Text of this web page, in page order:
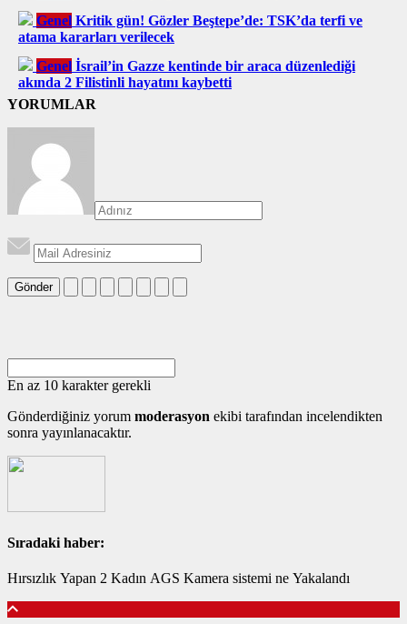
Genel Kritik gün! Gözler Beştepe’de: TSK’da terfi ve
atama kararları verilecek
Genel İsrail’in Gazze kentinde bir araca düzenlediği
akında 2 Filistinli hayatını kaybetti
YORUMLAR
Gönder
En az 10 karakter gerekli
Gönderdiğiniz yorum moderasyon ekibi tarafından incelendikten
sonra yayınlanacaktır.
Sıradaki haber:
Hırsızlık Yapan 2 Kadın AGS Kamera sistemi ne Yakalandı